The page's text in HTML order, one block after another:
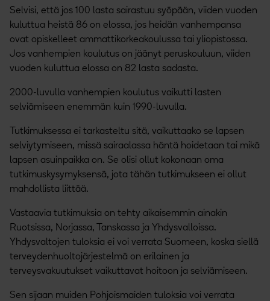
Selvisi, että jos 100 lasta sairastuu syöpään, viiden vuoden
kuluttua heistä 86 on elossa, jos heidän vanhempansa
ovat opiskelleet ammattikorkeakoulussa tai yliopistossa.
Jos vanhempien koulutus on jäänyt peruskouluun, viiden
vuoden kuluttua elossa on 82 lasta sadasta.
2000-luvulla vanhempien koulutus vaikutti lasten
selviämiseen enemmän kuin 1990-luvulla.
Tutkimuksessa ei tarkasteltu sitä, vaikuttaako se lapsen
selviytymiseen, missä sairaalassa häntä hoidetaan tai mikä
lapsen asuinpaikka on. Se olisi ollut kokonaan oma
tutkimuskysymyksensä, jota tähän tutkimukseen ei ollut
mahdollista liittää.
Vastaavia tutkimuksia on tehty aikaisemmin ainakin
Ruotsissa, Norjassa, Tanskassa ja Yhdysvalloissa.
Yhdysvaltojen tuloksia ei voi verrata Suomeen, koska siellä
terveydenhuoltojärjestelmä on erilainen ja
terveysvakuutukset vaikuttavat hoitoon ja selviämiseen.
Sen sijaan muiden Pohjoismaiden tuloksia voi verrata